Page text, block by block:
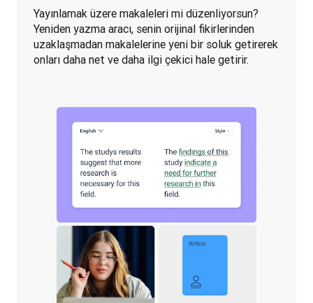
Yayınlamak üzere makaleleri mi düzenliyorsun?
Yeniden yazma aracı, senin orijinal fikirlerinden
uzaklaşmadan makalelerine yeni bir soluk getirerek
onları daha net ve daha ilgi çekici hale getirir.